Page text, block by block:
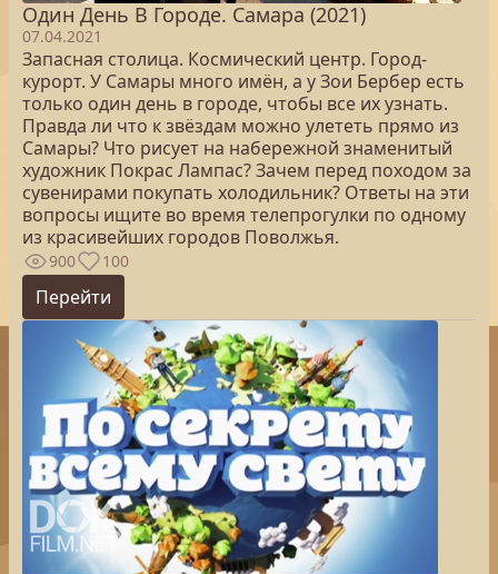
Один День В Городе. Самара (2021)
07.04.2021
Запасная столица. Космический центр. Город-
курорт. У Самары много имён, а у Зои Бербер есть
только один день в городе, чтобы все их узнать.
Правда ли что к звёздам можно улететь прямо из
Самары? Что рисует на набережной знаменитый
художник Покрас Лампас? Зачем перед походом за
сувенирами покупать холодильник? Ответы на эти
вопросы ищите во время телепрогулки по одному
из красивейших городов Поволжья.
900 100
Перейти